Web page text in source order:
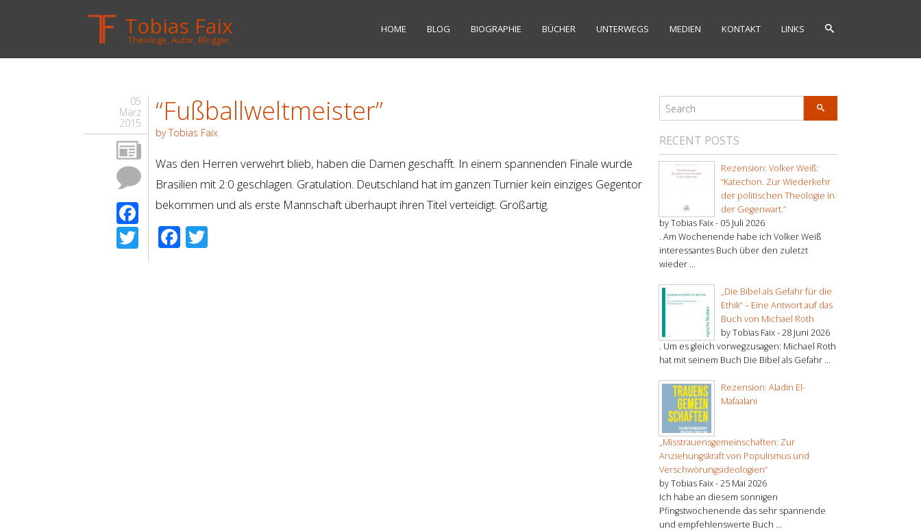
Tobias Faix
Theologe, Autor, Blogger
HOME BLOG BIOGRAPHIE BÜCHER UNTERWEGS MEDIEN KONTAKT LINKS
05
März
2015
Facebook
Twitter
“Fußballweltmeister”
by Tobias Faix
Was den Herren verwehrt blieb, haben die Damen geschafft. In einem spannenden Finale wurde
Brasilien mit 2:0 geschlagen. Gratulation. Deutschland hat im ganzen Turnier kein einziges Gegentor
bekommen und als erste Mannschaft überhaupt ihren Titel verteidigt. Großartig.
Facebook
RECENT POSTS
Rezension: Volker Weiß:
“Katechon. Zur Wiederkehr
der politischen Theologie in
der Gegenwart.”
by Tobias Faix - 05 Juli 2026
. Am Wochenende habe ich Volker Weiß
interessantes Buch über den zuletzt
wieder ...
„Die Bibel als Gefahr für die
Ethik“ – Eine Antwort auf das
Buch von Michael Roth
by Tobias Faix -28 Juni 2026
. Um es gleich vorwegzusagen: Michael Roth
hat mit seinem Buch Die Bibel als Gefahr ...
Rezension: Aladin El-
Mafaalani
„Misstrauensgemeinschaften: Zur
Anziehungskraft von Populismus und
Verschwörungsideologien“
by Tobias Faix -25 Mai 2026
Ich habe an diesem sonnigen
Pfingstwochenende das sehr spannende
und empfehlenswerte Buch ...